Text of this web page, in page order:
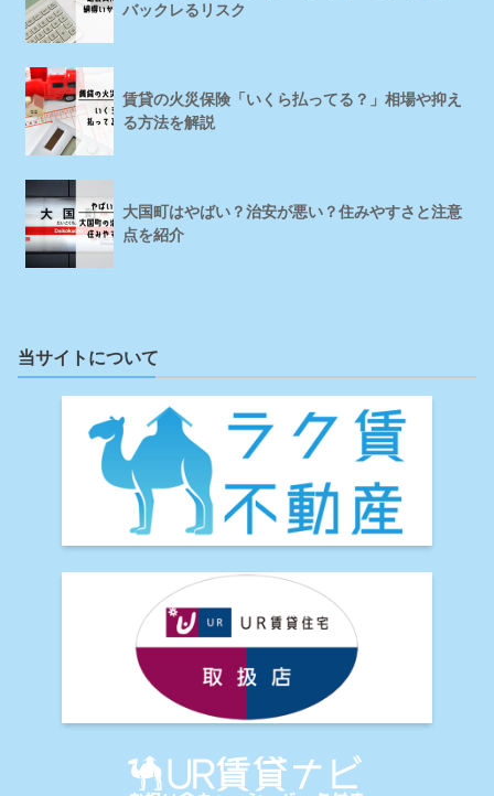
バックレるリスク
賃貸の火災保険「いくら払ってる？」相場や抑え
る方法を解説
大国町はやばい？治安が悪い？住みやすさと注意
点を紹介
当サイトについて